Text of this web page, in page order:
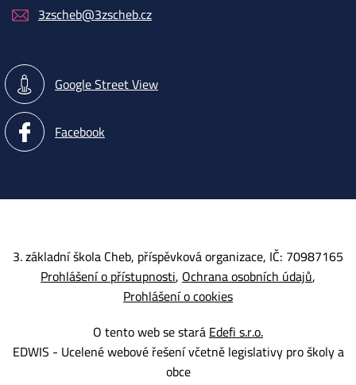
3zscheb@3zscheb.cz
Google Street View
Facebook
3. základní škola Cheb, příspěvková organizace, IČ: 70987165
Prohlášení o přístupnosti Ochrana osobních údajů
Prohlášení o cookies
O tento web se staráEdefi s.r.o.
EDWIS - Ucelené webové řešení včetně legislativy pro školy a
obce